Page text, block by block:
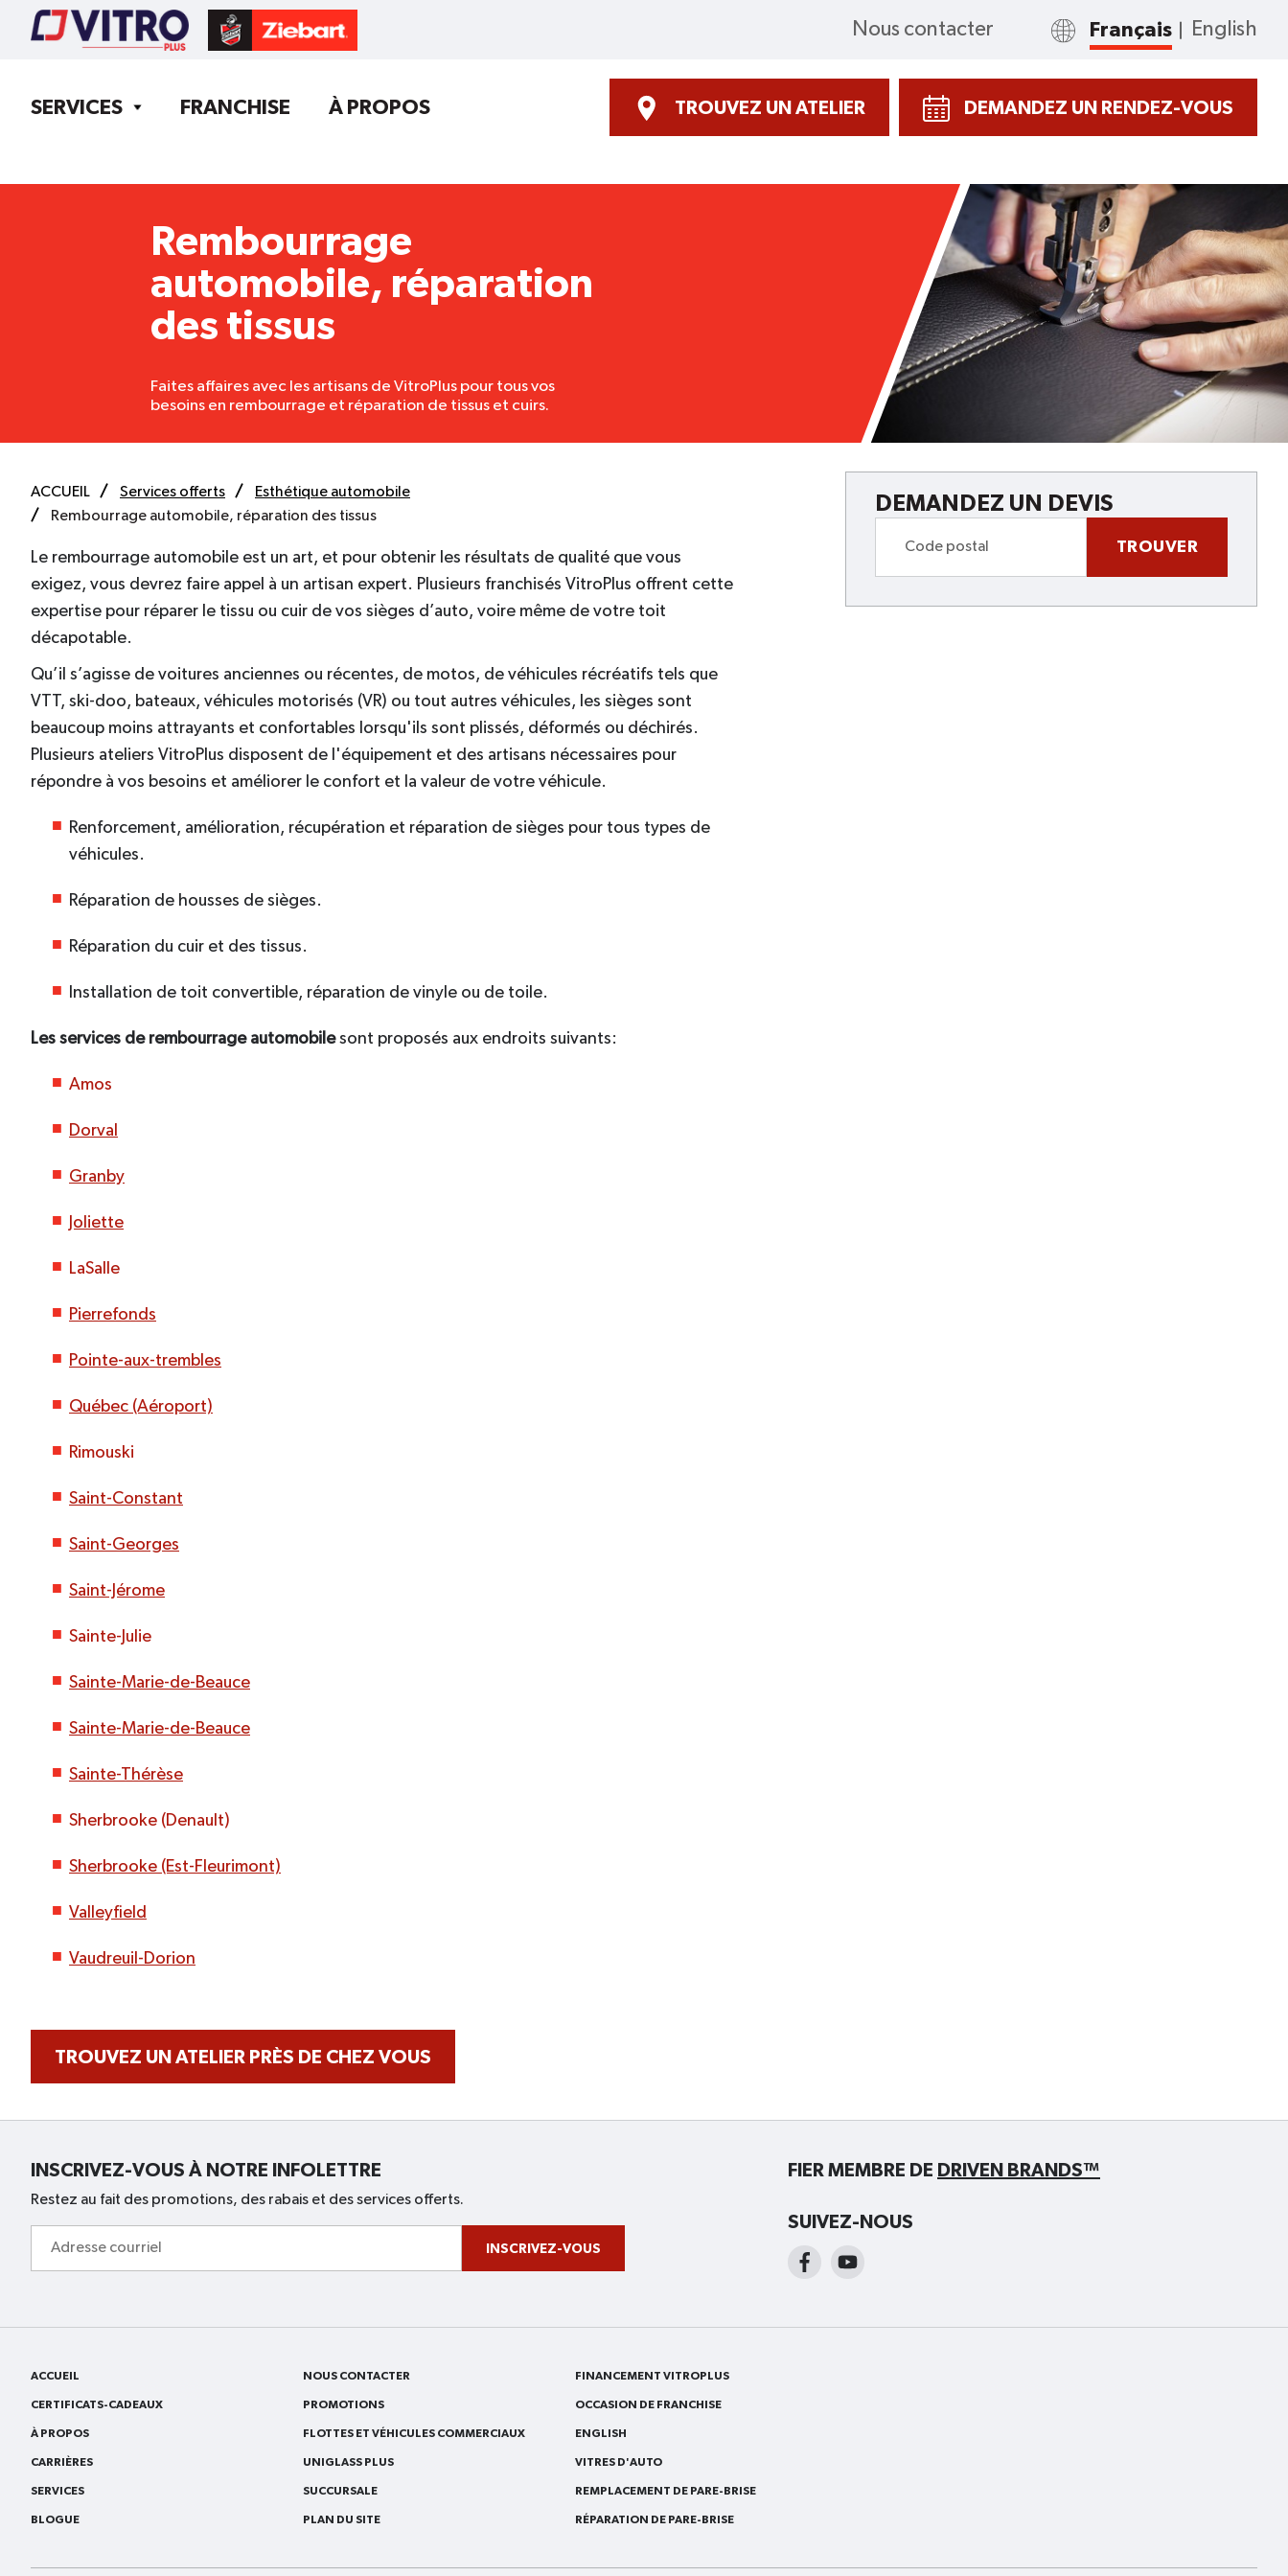
Nous contacter Français English
SERVICES FRANCHISE À PROPOS TROUVEZ UN ATELIER DEMANDEZ UN RENDEZ-VOUS
Rembourrage
automobile, réparation
des tissus
Faites affaires avec les artisans de VitroPlus pour tous vos
besoins en rembourrage et réparation de tissus et cuirs.
ACCUEIL Services offerts
Esthétique automobile
Rembourrage automobile, réparation des tissus
Le rembourrage automobile est un art, et pour obtenir les résultats de qualité que vous
exigez, vous devrez faire appel à un artisan expert. Plusieurs franchisés VitroPlus offrent cette
expertise pour réparer le tissu ou cuir de vos sièges d’auto, voire même de votre toit
décapotable.
Qu’il s’agisse de voitures anciennes ou récentes, de motos, de véhicules récréatifs tels que
VTT, ski-doo, bateaux, véhicules motorisés (VR) ou tout autres véhicules, les sièges sont
beaucoup moins attrayants et confortables lorsqu'ils sont plissés, déformés ou déchirés.
Plusieurs ateliers VitroPlus disposent de l'équipement et des artisans nécessaires pour
répondre à vos besoins et améliorer le confort et la valeur de votre véhicule.
Renforcement, amélioration, récupération et réparation de sièges pour tous types de
véhicules.
Réparation de housses de sièges.
Réparation du cuir et des tissus.
Installation de toit convertible, réparation de vinyle ou de toile.
Les services de rembourrage automobilesont proposés aux endroits suivants:
Amos
Dorval
Granby
Joliette
LaSalle
Pierrefonds
Pointe-aux-trembles
Québec (Aéroport)
Rimouski
Saint-Constant
Saint-Georges
Saint-Jérome
Sainte-Julie
Sainte-Marie-de-Beauce
Sainte-Marie-de-Beauce
Sainte-Thérèse
Sherbrooke (Denault)
Sherbrooke (Est-Fleurimont)
Valleyfield
Vaudreuil-Dorion
TROUVEZ UN ATELIER PRÈS DE CHEZ VOUS
DEMANDEZ UN DEVIS
TROUVER
INSCRIVEZ-VOUS À NOTRE INFOLETTRE
Restez au fait des promotions, des rabais et des services offerts.
courriel
INSCRIVEZ-VOUS
FIER MEMBRE DE DRIVEN BRANDS™
SUIVEZ-NOUS
ACCUEIL
CERTIFICATS-CADEAUX
À PROPOS
CARRIÈRES
SERVICES
BLOGUE
NOUS CONTACTER
PROMOTIONS
FLOTTES ET VÉHICULES COMMERCIAUX
UNIGLASS PLUS
SUCCURSALE
PLAN DU SITE
FINANCEMENT VITROPLUS
OCCASION DE FRANCHISE
ENGLISH
VITRES D'AUTO
REMPLACEMENT DE PARE-BRISE
RÉPARATION DE PARE-BRISE